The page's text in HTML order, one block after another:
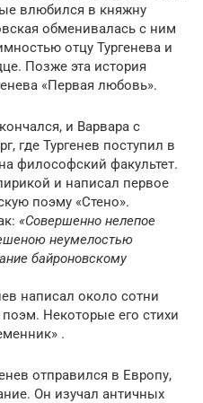
влюбился в княжну
обменивалась с ним
отцу Тургенева и
Позже эта история
«Первая любовь».
и Варвара с
где Тургенев поступил в
философский факультет.
и написал первое
поэму «Стенo».
«Совершенно нелепое
неумелостью
байроновскому
написал около сотни
Некоторые его стихи
.
отправился в Европу,
Он изучал античных